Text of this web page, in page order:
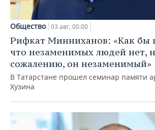
Общество 03 авг, 00:00
Рифкат Минниханов: «Как бы
что незаменимых людей нет,
сожалению, он незаменимый»
В Татарстане прошел семинар памяти
Хузина